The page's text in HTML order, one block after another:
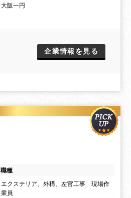
大阪一円
企業情報を見る
職種
エクステリア、外構、左官工事 現場作
業員